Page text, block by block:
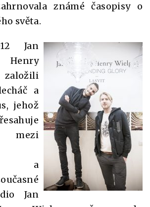
známé časopisy o
světa.
Jan
a
jehož
mezi
a
Jan